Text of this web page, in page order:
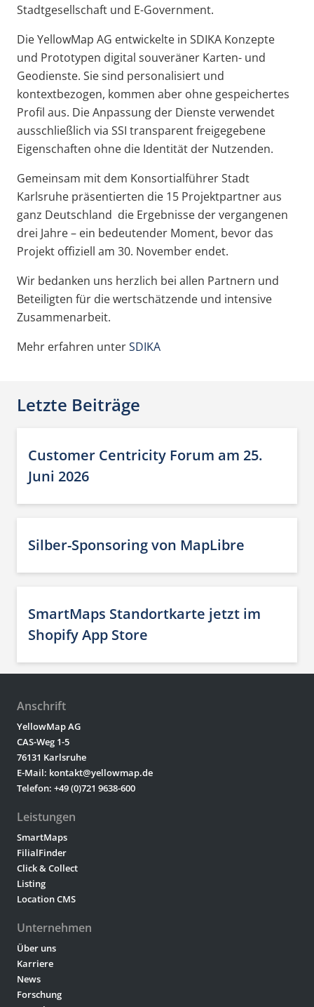
Stadtgesellschaft und E-Government.
Die YellowMap AG entwickelte in SDIKA Konzepte
und Prototypen digital souveräner Karten- und
Geodienste. Sie sind personalisiert und
kontextbezogen, kommen aber ohne gespeichertes
Profil aus. Die Anpassung der Dienste verwendet
ausschließlich via SSI transparent freigegebene
Eigenschaften ohne die Identität der Nutzenden.
Gemeinsam mit dem Konsortialführer Stadt
Karlsruhe präsentierten die 15 Projektpartner aus
ganz Deutschland die Ergebnisse der vergangenen
drei Jahre – ein bedeutender Moment, bevor das
Projekt offiziell am 30. November endet.
Wir bedanken uns herzlich bei allen Partnern und
Beteiligten für die wertschätzende und intensive
Zusammenarbeit.
Mehr erfahren unterSDIKA
Letzte Beiträge
Customer Centricity Forum am 25.
Juni 2026
Silber-Sponsoring von MapLibre
SmartMaps Standortkarte jetzt im
Shopify App Store
Anschrift
YellowMap AG
CAS-Weg 1-5
76131 Karlsruhe
E-Mail: kontakt@yellowmap.de
Telefon: +49 (0)721 9638-600
Leistungen
SmartMaps
FilialFinder
Click & Collect
Listing
Location CMS
Unternehmen
Über uns
Karriere
News
Forschung